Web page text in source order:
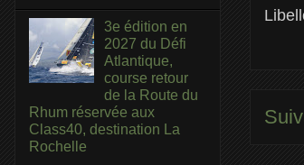
3e édition en
2027 du Défi
Atlantique,
course retour
de la Route du
Rhum réservée aux
Class40, destination La
Rochelle